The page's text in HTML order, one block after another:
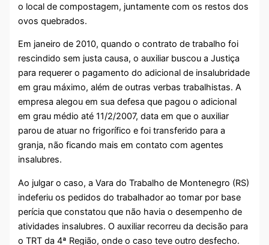
o local de compostagem, juntamente com os restos dos
ovos quebrados.
Em janeiro de 2010, quando o contrato de trabalho foi
rescindido sem justa causa, o auxiliar buscou a Justiça
para requerer o pagamento do adicional de insalubridade
em grau máximo, além de outras verbas trabalhistas. A
empresa alegou em sua defesa que pagou o adicional
em grau médio até 11/2/2007, data em que o auxiliar
parou de atuar no frigorífico e foi transferido para a
granja, não ficando mais em contato com agentes
insalubres.
Ao julgar o caso, a Vara do Trabalho de Montenegro (RS)
indeferiu os pedidos do trabalhador ao tomar por base
perícia que constatou que não havia o desempenho de
atividades insalubres. O auxiliar recorreu da decisão para
o TRT da 4ª Região, onde o caso teve outro desfecho.